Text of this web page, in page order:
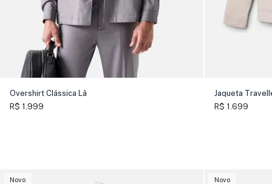
Overshirt Clássica Lã
R$ 1.999
Jaqueta
R$ 1.699
Novo Novo